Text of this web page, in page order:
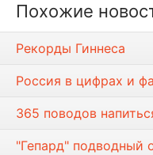
Похожие
Рекорды Гиннеса
Россия в цифрах и
365 поводов
"Гепард" подводный